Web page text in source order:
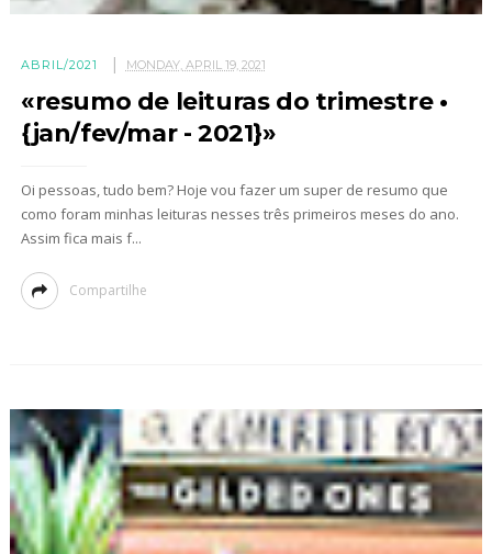
ABRIL/2021 MONDAY, APRIL 19, 2021
«resumo de leituras do trimestre •
{jan/fev/mar - 2021}»
Oi pessoas, tudo bem? Hoje vou fazer um super de resumo que
como foram minhas leituras nesses três primeiros meses do ano.
Assim fica mais f...
Compartilhe